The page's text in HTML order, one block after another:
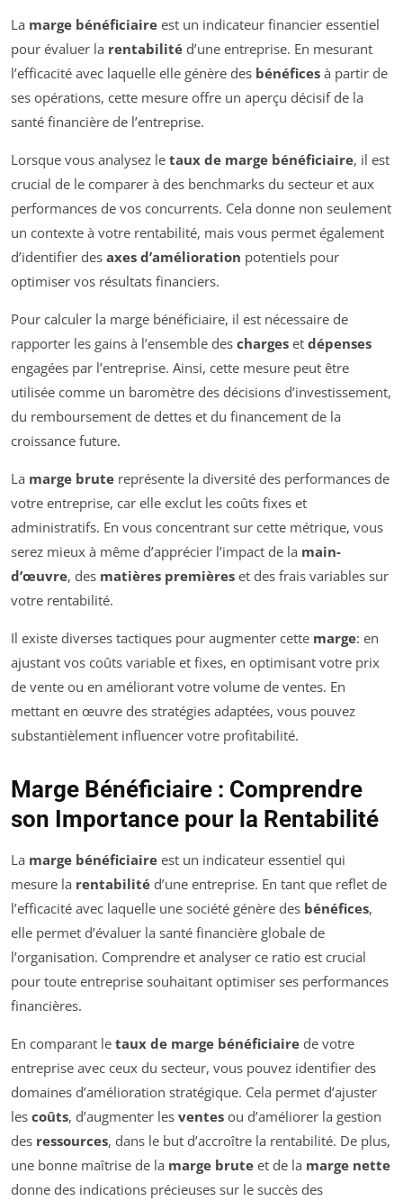
La marge bénéficiaire est un indicateur financier essentiel
pour évaluer la rentabilité d’une entreprise. En mesurant
l’efficacité avec laquelle elle génère des bénéfices à partir de
ses opérations, cette mesure offre un aperçu décisif de la
santé financière de l’entreprise.
Lorsque vous analysez le taux de marge bénéficiaire, il est
crucial de le comparer à des benchmarks du secteur et aux
performances de vos concurrents. Cela donne non seulement
un contexte à votre rentabilité, mais vous permet également
d’identifier des axes d’amélioration potentiels pour
optimiser vos résultats financiers.
Pour calculer la marge bénéficiaire, il est nécessaire de
rapporter les gains à l’ensemble des charges et dépenses
engagées par l’entreprise. Ainsi, cette mesure peut être
utilisée comme un baromètre des décisions d’investissement,
du remboursement de dettes et du financement de la
croissance future.
La marge brute représente la diversité des performances de
votre entreprise, car elle exclut les coûts fixes et
administratifs. En vous concentrant sur cette métrique, vous
serez mieux à même d’apprécier l’impact de la main-
d’œuvre, des matières premières et des frais variables sur
votre rentabilité.
Il existe diverses tactiques pour augmenter cette marge: en
ajustant vos coûts variable et fixes, en optimisant votre prix
de vente ou en améliorant votre volume de ventes. En
mettant en œuvre des stratégies adaptées, vous pouvez
substantièlement influencer votre profitabilité.
Marge Bénéficiaire : Comprendre
son Importance pour la Rentabilité
La marge bénéficiaire est un indicateur essentiel qui
mesure la rentabilité d’une entreprise. En tant que reflet de
l’efficacité avec laquelle une société génère des bénéfices,
elle permet d’évaluer la santé financière globale de
l’organisation. Comprendre et analyser ce ratio est crucial
pour toute entreprise souhaitant optimiser ses performances
financières.
En comparant le taux de marge bénéficiaire de votre
entreprise avec ceux du secteur, vous pouvez identifier des
domaines d’amélioration stratégique. Cela permet d’ajuster
les coûts, d’augmenter les ventes ou d’améliorer la gestion
des ressources, dans le but d’accroître la rentabilité. De plus,
une bonne maîtrise de la marge brute et de la marge nette
donne des indications précieuses sur le succès des